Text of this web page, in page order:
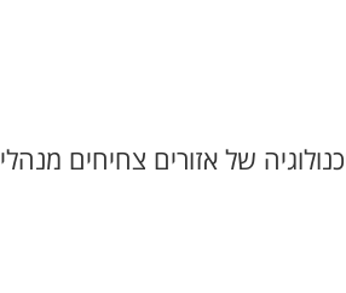
של אזורים צחיחים מנהלי